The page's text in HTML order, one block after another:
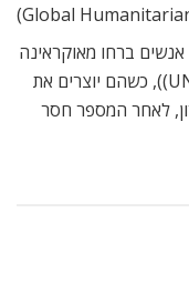
משני מיליון אנשים ברחו מאוקראינה
UNHCR Operational Data Portal 2022)), כשהם יוצרים את
לאחר המספר חסר